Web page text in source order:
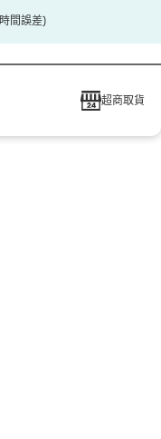
間誤差)
超商取貨